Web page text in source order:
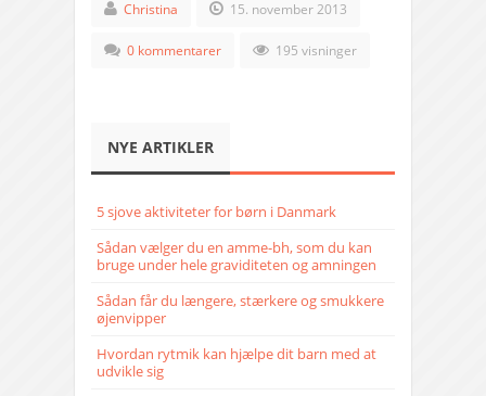
Christina 15. november 2013
0 kommentarer 195 visninger
NYE ARTIKLER
5 sjove aktiviteter for børn i Danmark
Sådan vælger du en amme-bh, som du kan
bruge under hele graviditeten og amningen
Sådan får du længere, stærkere og smukkere
øjenvipper
Hvordan rytmik kan hjælpe dit barn med at
udvikle sig